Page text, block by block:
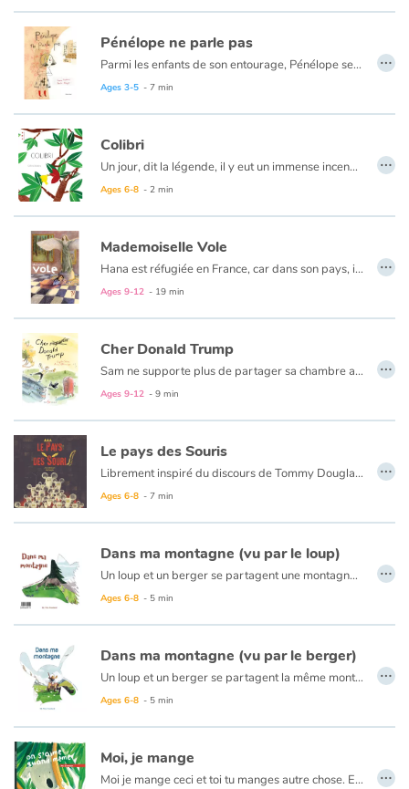
Catalogue anglais
Contraste +
Help
Home
Family
Schools
Libraries
Videos & Tutorials
Blog
Learn french with Storyplay'r
French book lists for children
Reading for children
Activities and workshops
Dyslexia and reading disorders
Un jour, un petit Vert tombe nez à nez avec un petit Rouge, et c’est le début d’une drôle d’aventure…
Pénélope ne parle pas
Parmi les enfants de son entourage, Pénélope se distingue par le fait qu’elle ne parle pas. Elle n’en a pas envie. Elle préfère écouter. Elle préfère le silence. Dès lors, dans ce monde bruyant (et parfois hostile) où il faut se faire entendre pour exister, comment trouver sa place ?
Ages 3-5 - 7 min
…
Colibri
Un jour, dit la légende, il y eut un immense incendie de forêt. Tous les animaux terrifiés et atterrés observaient, impuissants, le désastre. Seul le petit colibri s’active, allant chercher quelques gouttes d’eau dans son bec pour les jeter sur le feu. Ce conte nous enseigne que l’entraide est une force, que le geste de chacun compte et que nous sommes tous acteurs de notre propre vie.
Ages 6-8 - 2 min
…
Mademoiselle Vole
Hana est réfugiée en France, car dans son pays, il y a la guerre. La nuit, elle dort, avec sa maman, dans un musée, tout près de « Mademoiselle Vole ». Mais ça, il ne faut pas le dire, c'est un secret. Jusqu'au jour où...
Ages 9-12 - 19 min
…
Cher Donald Trump
Sam ne supporte plus de partager sa chambre avec son frère : il l’empêche de dormir et lui prend ses choses sans même lui demander son accord.
Mais alors que ça lui parait être la solution idéale, son entourage ne semble pas tout à fait du même avis… Sam se lance alors dans l’écriture d’une série de lettres adressées à Donald Trump dans lequel il lui fait part de ses plans, ses réflexions et lui demande quelques conseils.
Ages 9-12 - 9 min
…
Le pays des Souris
Librement inspiré du discours de Tommy Douglas en 1961, cet album drôle et tendre met en scène de délicieuses petites souris gouvernées par des chats noirs. Les souris se révoltent, chassent les chats noirs et élisent comme nouveaux dirigeants... des chats blancs. Les ennuis ne font que commencer.
Ages 6-8 - 7 min
…
Dans ma montagne (vu par le loup)
Un loup et un berger se partagent une montagne. Ennemis par nature, ils sont pourtant plus proches qu'ils ne l'imaginent.
Ages 6-8 - 5 min
…
Dans ma montagne (vu par le berger)
Un loup et un berger se partagent la même montagne. Ennemis par nature, ils sont bien plus proches qu’ils ne l’imaginent.
Ages 6-8 - 5 min
…
Moi, je mange
Moi je mange ceci et toi tu manges autre chose. Et alors ? On s'aime quand même ! …